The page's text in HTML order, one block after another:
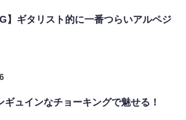
】ギタリスト的に一番つらいアルペジ
ギュインなチョーキングで魅せる！